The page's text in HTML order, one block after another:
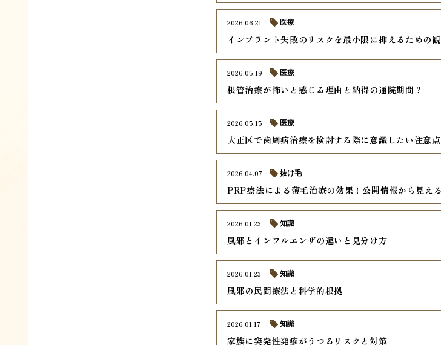
インプラント失敗のリスクを最小限に抑えるための観
2026.06.21 医療
根管治療が怖いと感じる理由と納得の通院期間？
2026.05.19 医療
大正区で歯周病治療を検討する際に意識したい注意
2026.05.15 医療
PRP療法による薄毛治療の効果！公開情報から見え
2026.04.07 抜け毛
風邪とインフルエンザの違いと見分け方
2026.01.23 知識
風邪の民間療法と科学的根拠
2026.01.23 知識
家族に突発性発疹がうつるリスクと対策
2026.01.17 知識